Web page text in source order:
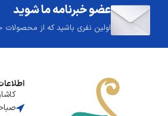
عضو خبرنامه ما شوید
اولین نفری باشید که از